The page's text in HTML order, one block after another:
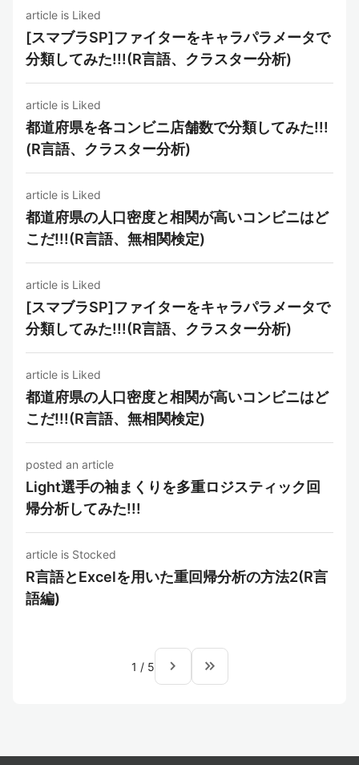
article is Liked
[スマブラSP]ファイターをキャラパラメータで
分類してみた!!!(R言語、クラスター分析)
article is Liked
都道府県を各コンビニ店舗数で分類してみた!!!
(R言語、クラスター分析)
article is Liked
都道府県の人口密度と相関が高いコンビニはど
こだ!!!(R言語、無相関検定)
article is Liked
[スマブラSP]ファイターをキャラパラメータで
分類してみた!!!(R言語、クラスター分析)
article is Liked
都道府県の人口密度と相関が高いコンビニはど
こだ!!!(R言語、無相関検定)
posted an article
Light選手の袖まくりを多重ロジスティック回
帰分析してみた!!!
article is Stocked
R言語とExcelを用いた重回帰分析の方法2(R言
語編)
1 / 5 navigate_next keyboard_double_arrow_right